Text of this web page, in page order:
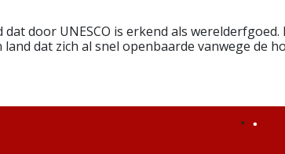
door UNESCO is erkend als werelderfgoed.
dat zich al snel openbaarde vanwege de